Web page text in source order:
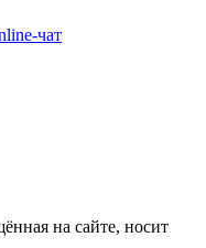
чат
на сайте, носит